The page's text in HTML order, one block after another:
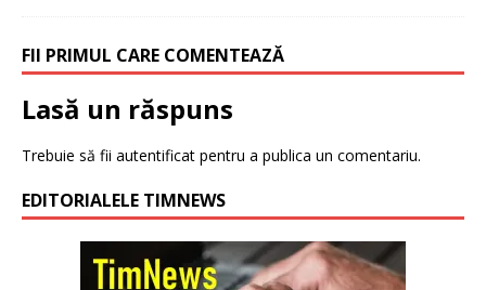
FII PRIMUL CARE COMENTEAZĂ
Lasă un răspuns
Trebuie să fii autentificat pentru a publica un comentariu.
EDITORIALELE TIMNEWS